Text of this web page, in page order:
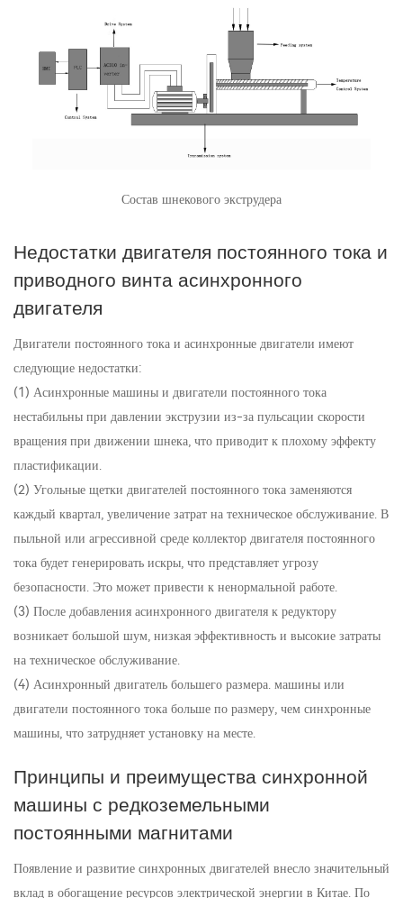
Состав шнекового экструдера
Недостатки двигателя постоянного тока и
приводного винта асинхронного
двигателя
Двигатели постоянного тока и асинхронные двигатели имеют
следующие недостатки:
(1) Асинхронные машины и двигатели постоянного тока
нестабильны при давлении экструзии из-за пульсации скорости
вращения при движении шнека, что приводит к плохому эффекту
пластификации.
(2) Угольные щетки двигателей постоянного тока заменяются
каждый квартал, увеличение затрат на техническое обслуживание. В
пыльной или агрессивной среде коллектор двигателя постоянного
тока будет генерировать искры, что представляет угрозу
безопасности. Это может привести к ненормальной работе.
(3) После добавления асинхронного двигателя к редуктору
возникает большой шум, низкая эффективность и высокие затраты
на техническое обслуживание.
(4) Асинхронный двигатель большего размера. машины или
двигатели постоянного тока больше по размеру, чем синхронные
машины, что затрудняет установку на месте.
Принципы и преимущества синхронной
машины с редкоземельными
постоянными магнитами
Появление и развитие синхронных двигателей внесло значительный
вклад в обогащение ресурсов электрической энергии в Китае. По